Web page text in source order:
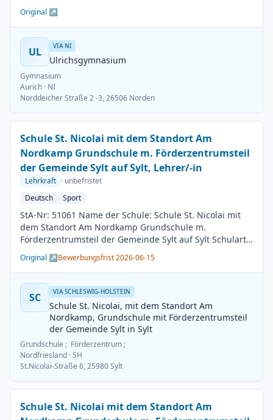
Original ↗
UL VIA NI
Ulrichsgymnasium
Gymnasium
Aurich · NI
Norddeicher Straße 2 -3, 26506 Norden
Schule St. Nicolai mit dem Standort Am
Nordkamp Grundschule m. Förderzentrumsteil
der Gemeinde Sylt auf Sylt, Lehrer/-in
Lehrkraft · unbefristet
Deutsch
Sport
StA-Nr: 51061 Name der Schule: Schule St. Nicolai mit
dem Standort Am Nordkamp Grundschule m.
Förderzentrumsteil der Gemeinde Sylt auf Sylt Schulart:
Grundschule Kreis / Kreisfreie Stadt: Nordfriesland
BesGr / EntGr: Besoldungsgruppe A13 1. Fach: Deutsch
2. Fach: Sport Beschäftigungsdauer: Unbefristet
Arbeitsumfang: Teilzeit möglich Besetzungstermin:
01.08.2026 Bewerbungsschluss: 15.06.2026
Veröffentlichung: 01.06.2026
Original ↗Bewerbungsfrist 2026-06-15
SC VIA SCHLESWIG-HOLSTEIN
Schule St. Nicolai, mit dem Standort Am
Nordkamp, Grundschule mit Förderzentrumsteil
der Gemeinde Sylt in Sylt
Grundschule ; Förderzentrum ;
Nordfriesland · SH
St.Nicolai-Straße 6, 25980 Sylt
Schule St. Nicolai mit dem Standort Am